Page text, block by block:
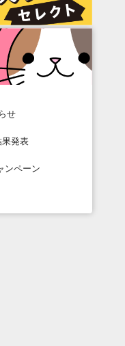
せ
果発表
ンペーン